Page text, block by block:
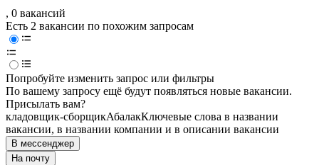
, 0 вакансий
Есть 2 вакансии по похожим запросам
Попробуйте изменить запрос или фильтры
По вашему запросу ещё будут появляться новые вакансии.
Присылать вам?
кладовщик-сборщикАбалакКлючевые слова в названии
вакансии, в названии компании и в описании вакансии
В мессенджер
На почту